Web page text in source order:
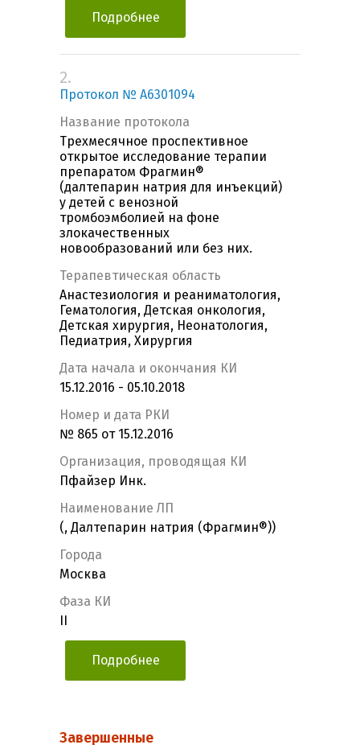
Подробнее
2.
Протокол № A6301094
Название протокола
Трехмесячное проспективное
открытое исследование терапии
препаратом Фрагмин®
(далтепарин натрия для инъекций)
у детей с венозной
тромбоэмболией на фоне
злокачественных
новообразований или без них.
Терапевтическая область
Анастезиология и реаниматология,
Гематология, Детская онкология,
Детская хирургия, Неонатология,
Педиатрия, Хирургия
Дата начала и окончания КИ
15.12.2016 - 05.10.2018
Номер и дата РКИ
№ 865 от 15.12.2016
Организация, проводящая КИ
Пфайзер Инк.
Наименование ЛП
(, Далтепарин натрия (Фрагмин®))
Города
Москва
Фаза КИ
Подробнее
Завершенные